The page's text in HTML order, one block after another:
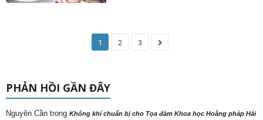
1 2 3
PHẢN HỒI GẦN ĐÂY
Nguyên Cần trong Không khí chuẩn bị cho Tọa đàm Khoa học Hoằng pháp Hải